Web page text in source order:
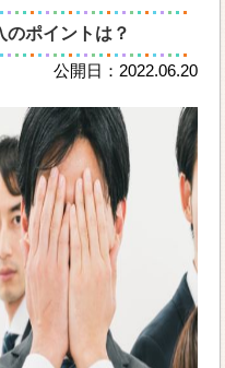
ポイントは？
公開日：2022.06.20